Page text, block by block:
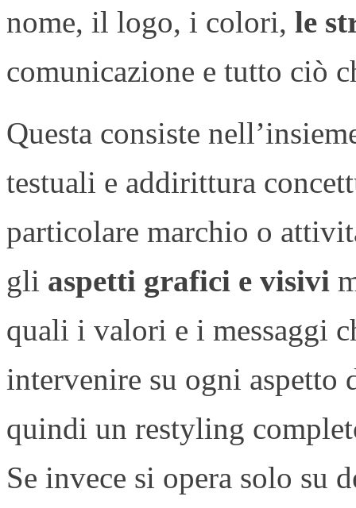
nome, il logo, i colori, le
comunicazione e tutto ciò
Questa consiste
testuali e addirittura
particolare marchio o
gli aspetti grafici e visivi
quali i valori e i messaggi
intervenire su ogni aspetto
quindi un restyling
Se invece si opera solo su